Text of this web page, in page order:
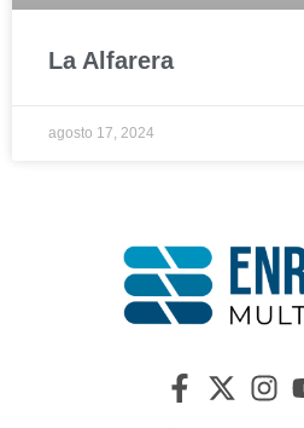
La Alfarera
agosto 17, 2024